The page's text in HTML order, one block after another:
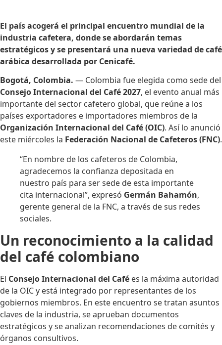
El país acogerá el principal encuentro mundial de la
industria cafetera, donde se abordarán temas
estratégicos y se presentará una nueva variedad de café
arábica desarrollada por Cenicafé.
Bogotá, Colombia. — Colombia fue elegida como sede del
Consejo Internacional del Café 2027, el evento anual más
importante del sector cafetero global, que reúne a los
países exportadores e importadores miembros de la
Organización Internacional del Café (OIC). Así lo anunció
este miércoles la Federación Nacional de Cafeteros (FNC).
“En nombre de los cafeteros de Colombia,
agradecemos la confianza depositada en
nuestro país para ser sede de esta importante
cita internacional”, expresó Germán Bahamón,
gerente general de la FNC, a través de sus redes
sociales.
Un reconocimiento a la calidad
del café colombiano
El Consejo Internacional del Café es la máxima autoridad
de la OIC y está integrado por representantes de los
gobiernos miembros. En este encuentro se tratan asuntos
claves de la industria, se aprueban documentos
estratégicos y se analizan recomendaciones de comités y
órganos consultivos.